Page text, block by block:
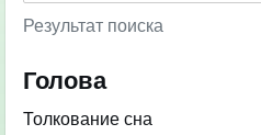
Результат поиска
Голова
Толкование сна